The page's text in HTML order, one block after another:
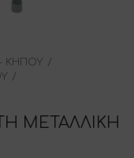
ΚΗΠΟΥ
ΜΕΤΑΛΛΙΚΗ